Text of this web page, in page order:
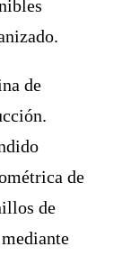
de
de
de